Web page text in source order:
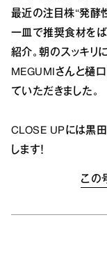
最近の注目株“発酵
一皿で推奨食材をば
紹介。朝のスッキリ
MEGUMIさんと樋
ていただきました。
CLOSE UPには黒
します！
この